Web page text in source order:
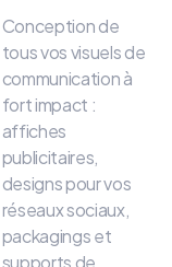
Conception de
tous vos visuels de
communication à
fort impact :
affiches
publicitaires,
designs pour vos
réseaux sociaux,
packagings et
supports de